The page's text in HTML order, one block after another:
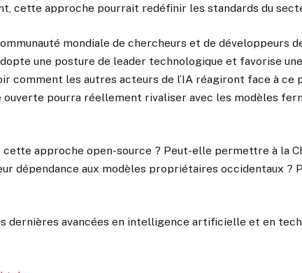
cette approche pourrait redéfinir les standards du
mondiale de chercheurs et de développeurs
une posture de leader technologique et favorise
comment les autres acteurs de l’IA réagiront face à ce
pourra réellement rivaliser avec les modèles
cette approche open-source ? Peut-elle permettre à la
dépendance aux modèles propriétaires occidentaux ?
dernières avancées en intelligence artificielle et en